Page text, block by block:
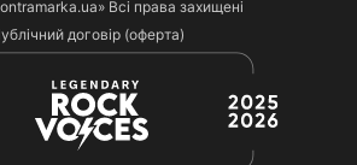
Всі права захищені
договір (оферта)